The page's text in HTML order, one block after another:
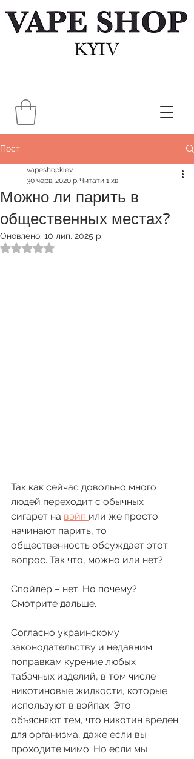
Пост
Можно ли парить в
общественных местах?
vapeshopkiev
30 черв. 2020 р. Читати 1 хв
Оновлено: 10 лип. 2025 р.
Оцінка: NaN з 5 зірок.
Так как сейчас довольно много
людей переходит с обычных
сигарет на вэйп или же просто
начинают парить, то
общественность обсуждает этот
вопрос. Так что, можно или нет?
Спойлер – нет. Но почему?
Смотрите дальше.
Согласно украинскому
законодательству и недавним
поправкам курение любых
табачных изделий, в том числе
никотиновые жидкости, которые
используют в вэйпах. Это
объясняют тем, что никотин вреден
для организма, даже если вы
проходите мимо. Но если мы